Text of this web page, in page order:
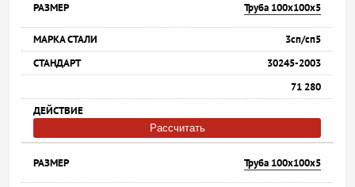
Труба 100х100х5
3сп/сп5
30245-2003
71 280
Рассчитать
Труба 100х100х5